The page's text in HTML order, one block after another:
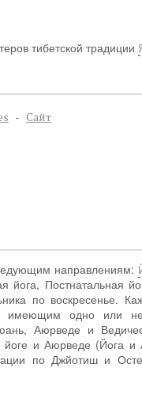
тибетской традиции
- Сайт
направлениям:
йога, Постнатальная
по воскресенье.
имеющим одно или
Аюрведе и
йоге и Аюрведе (Йога
по Джйотиш и